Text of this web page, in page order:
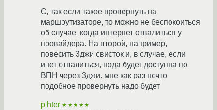
О, так если такое провернуть на
маршрутизаторе, то можно не беспокоиться
об случае, когда интернет отвалиться у
провайдера. На второй, например,
повесить 3джи свисток и, в случае, если
инет отвалиться, нода будет доступна по
ВПН через 3джи. мне как раз нечто
подобное провернуть надо будет
pihter ★★★★★